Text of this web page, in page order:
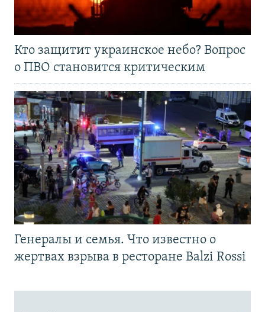
Кто защитит украинское небо? Вопрос
о ПВО становится критическим
Генералы и семья. Что известно о
жертвах взрыва в ресторане Balzi Rossi